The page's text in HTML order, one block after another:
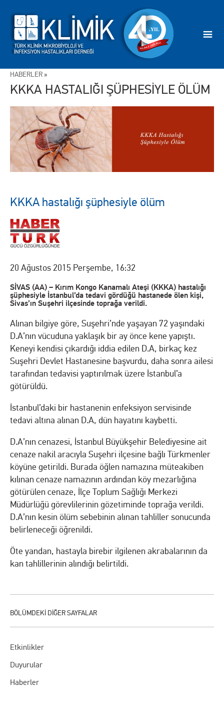
Etkinlikler
Duyurular
Haberler
HABERLER »
KKKA HASTALIĞI ŞÜPHESİYLE ÖLÜM
KKKA hastalığı şüphesiyle ölüm
20 Ağustos 2015 Perşembe, 16:32
SİVAS (AA) – Kırım Kongo Kanamalı Ateşi (KKKA) hastalığı
şüphesiyle İstanbul’da tedavi gördüğü hastanede ölen kişi,
Sivas’ın Suşehri ilçesinde toprağa verildi.
Alınan bilgiye göre, Suşehri’nde yaşayan 72 yaşındaki
D.A’nın vücuduna yaklaşık bir ay önce kene yapıştı.
Keneyi kendisi çıkardığı iddia edilen D.A, birkaç kez
Suşehri Devlet Hastanesine başvurdu, daha sonra ailesi
tarafından tedavisi yaptırılmak üzere İstanbul’a
götürüldü.
İstanbul’daki bir hastanenin enfeksiyon servisinde
tedavi altına alınan D.A, dün hayatını kaybetti.
D.A’nın cenazesi, İstanbul Büyükşehir Belediyesine ait
cenaze nakil aracıyla Suşehri ilçesine bağlı Türkmenler
köyüne getirildi. Burada öğlen namazına müteakiben
kılınan cenaze namazının ardından köy mezarlığına
götürülen cenaze, İlçe Toplum Sağlığı Merkezi
Müdürlüğü görevlilerinin gözetiminde toprağa verildi.
D.A’nın kesin ölüm sebebinin alınan tahliller sonucunda
belirleneceği öğrenildi.
Öte yandan, hastayla birebir ilgilenen akrabalarının da
kan tahlillerinin alındığı belirtildi.